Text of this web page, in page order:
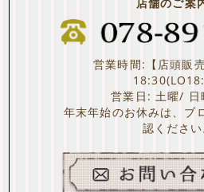
営業時間:【店頭販
営業日: 土曜/ 日
年末年始のお休みは、ブ
認ください